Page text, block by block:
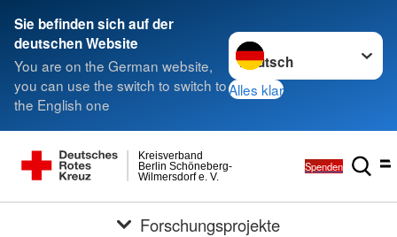
Sie befinden sich auf der
deutschen Website
You are on the German website,
you can use the switch to switch to
the English one
Sprache wechseln zu
Alles klar
Wilmersdorf e. V.
Berlin Schöneberg-
Kreisverband
Spenden
Forschungsprojekte